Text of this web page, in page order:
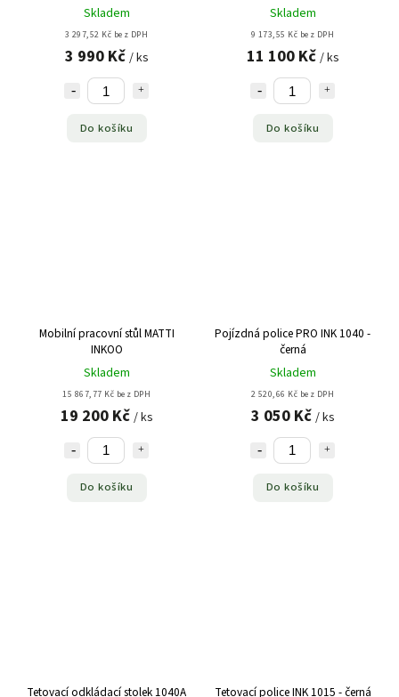
Skladem
3 297,52 Kč bez DPH
3 990 Kč / ks
Do košíku
Skladem
9 173,55 Kč bez DPH
11 100 Kč / ks
Do košíku
Mobilní pracovní stůl MATTI
INKOO
Skladem
15 867,77 Kč bez DPH
19 200 Kč / ks
Do košíku
Pojízdná police PRO INK 1040 -
černá
Skladem
2 520,66 Kč bez DPH
3 050 Kč / ks
Do košíku
Tetovací odkládací stolek 1040A Tetovací police INK 1015 - černá